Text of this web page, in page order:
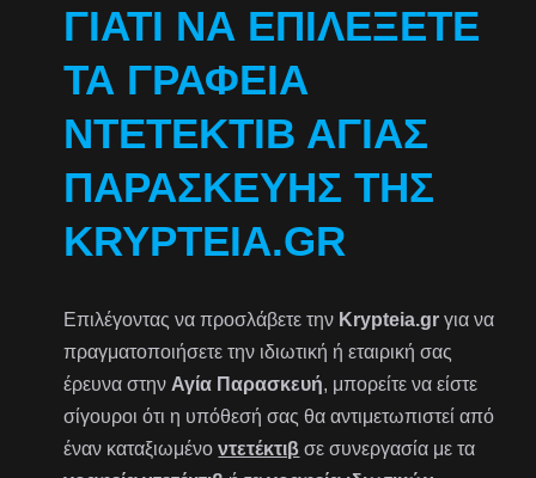
ΓΙΑΤΊ ΝΑ ΕΠΙΛΈΞΕΤΕ
ΤΑ ΓΡΑΦΕΊΑ
ΝΤΕΤΈΚΤΙΒ ΑΓΊΑΣ
ΠΑΡΑΣΚΕΥΉΣ ΤΗΣ
KRYPTEIA.GR
Επιλέγοντας να προσλάβετε την Krypteia.gr για να
πραγματοποιήσετε την ιδιωτική ή εταιρική σας
έρευνα στην Αγία Παρασκευή, μπορείτε να είστε
σίγουροι ότι η υπόθεσή σας θα αντιμετωπιστεί από
έναν καταξιωμένοντετέκτιβ σε συνεργασία με τα